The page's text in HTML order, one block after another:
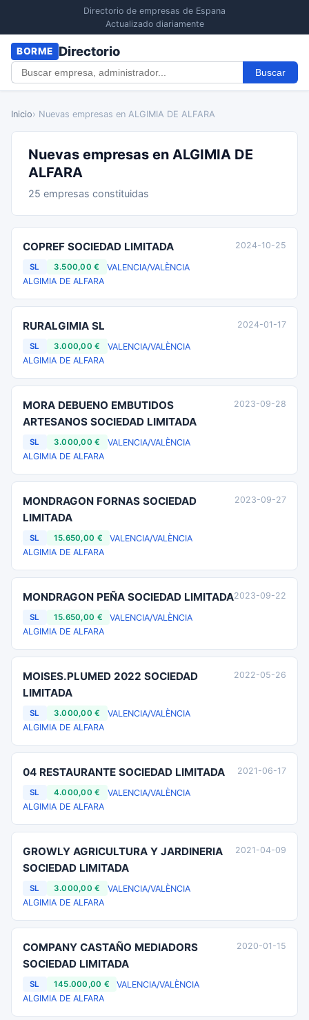
Directorio de empresas de Espana
Actualizado diariamente
BORME Directorio
Buscar
Inicio› Nuevas empresas en ALGIMIA DE ALFARA
Nuevas empresas en ALGIMIA DE
ALFARA
25 empresas constituidas
COPREF SOCIEDAD LIMITADA
SL 3.500,00 €
VALENCIA/VALÈNCIA
ALGIMIA DE ALFARA
2024-10-25
RURALGIMIA SL
SL 3.000,00 €
VALENCIA/VALÈNCIA
ALGIMIA DE ALFARA
2024-01-17
MORA DEBUENO EMBUTIDOS
ARTESANOS SOCIEDAD LIMITADA
SL 3.000,00 €
VALENCIA/VALÈNCIA
ALGIMIA DE ALFARA
2023-09-28
MONDRAGON FORNAS SOCIEDAD
LIMITADA
SL 15.650,00 €
VALENCIA/VALÈNCIA
ALGIMIA DE ALFARA
2023-09-27
MONDRAGON PEÑA SOCIEDAD LIMITADA
SL 15.650,00 €
VALENCIA/VALÈNCIA
ALGIMIA DE ALFARA
2023-09-22
MOISES.PLUMED 2022 SOCIEDAD
LIMITADA
SL 3.000,00 €
VALENCIA/VALÈNCIA
ALGIMIA DE ALFARA
2022-05-26
04 RESTAURANTE SOCIEDAD LIMITADA
SL 4.000,00 €
VALENCIA/VALÈNCIA
ALGIMIA DE ALFARA
2021-06-17
GROWLY AGRICULTURA Y JARDINERIA
SOCIEDAD LIMITADA
SL 3.000,00 €
VALENCIA/VALÈNCIA
ALGIMIA DE ALFARA
2021-04-09
COMPANY CASTAÑO MEDIADORS
SOCIEDAD LIMITADA
SL 145.000,00 €
VALENCIA/VALÈNCIA
ALGIMIA DE ALFARA
2020-01-15